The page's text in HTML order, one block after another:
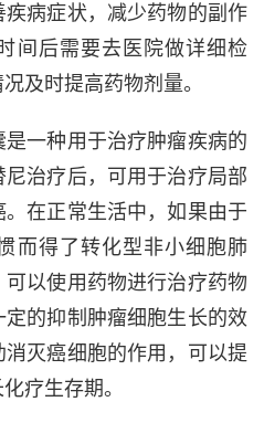
病症状，减少药物的副作
间后需要去医院做详细检
及时提高药物剂量。
一种用于治疗肿瘤疾病的
治疗后，可用于治疗局部
在正常生活中，如果由于
而得了转化型非小细胞肺
以使用药物进行治疗药物
的抑制肿瘤细胞生长的效
灭癌细胞的作用，可以提
疗生存期。